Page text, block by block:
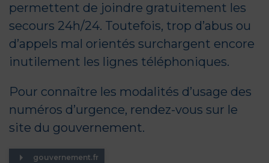
permettent de joindre gratuitement les
secours 24h/24. Toutefois, trop d’abus ou
d’appels mal orientés surchargent encore
inutilement les lignes téléphoniques.
Pour connaître les modalités d’usage des
numéros d’urgence, rendez-vous sur le
site du gouvernement.
gouvernement.fr